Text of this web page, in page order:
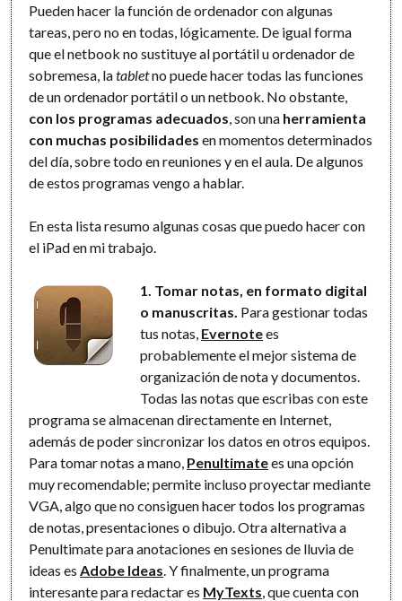
Pueden hacer la función de ordenador con algunas
tareas, pero no en todas, lógicamente. De igual forma
que el netbook no sustituye al portátil u ordenador de
sobremesa, latabletno puede hacer todas las funciones
de un ordenador portátil o un netbook. No obstante,
con los programas adecuados, son una herramienta
con muchas posibilidades en momentos determinados
del día, sobre todo en reuniones y en el aula. De algunos
de estos programas vengo a hablar.
En esta lista resumo algunas cosas que puedo hacer con
el iPad en mi trabajo.
1. Tomar notas, en formato digital
o manuscritas. Para gestionar todas
tus notas, Evernotees
probablemente el mejor sistema de
organización de nota y documentos.
Todas las notas que escribas con este
programa se almacenan directamente en Internet,
además de poder sincronizar los datos en otros equipos.
Para tomar notas a mano, Penultimatees una opción
muy recomendable; permite incluso proyectar mediante
VGA, algo que no consiguen hacer todos los programas
de notas, presentaciones o dibujo. Otra alternativa a
Penultimate para anotaciones en sesiones de lluvia de
ideas esAdobe Ideas. Y finalmente, un programa
interesante para redactar es MyTexts, que cuenta con